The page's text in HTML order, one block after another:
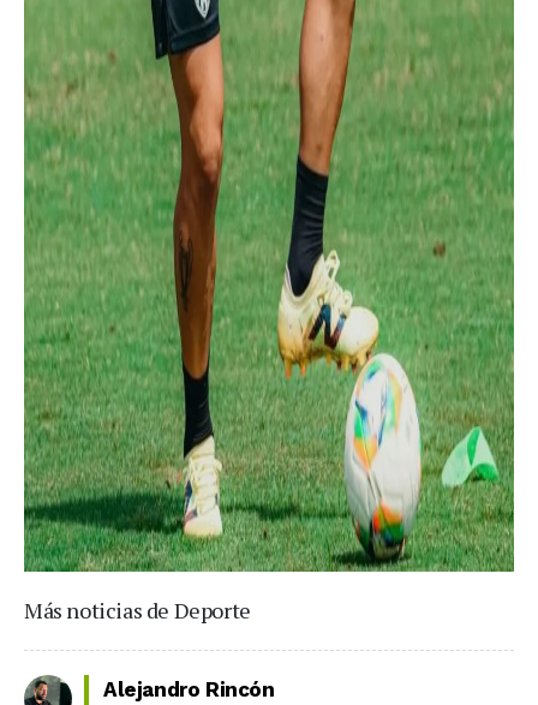
Más noticias de Deporte
Alejandro Rincón